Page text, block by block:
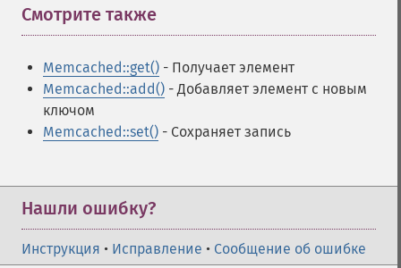
Смотрите также
Memcached::get() - Получает элемент
Memcached::add() - Добавляет элемент с новым
ключом
Memcached::set() - Сохраняет запись
Нашли ошибку?
Инструкция • Исправление • Сообщение об ошибке